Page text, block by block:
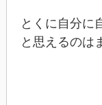
とくに自分に
と思えるのは